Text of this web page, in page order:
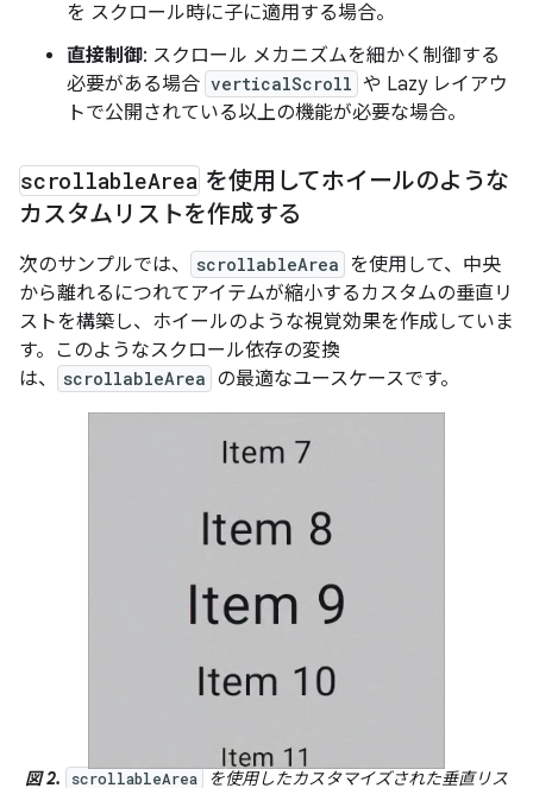
を スクロール時に子に適用する場合。
直接制御: スクロール メカニズムを細かく制御する
必要がある場合 verticalScroll や Lazy レイアウ
トで公開されている以上の機能が必要な場合。
scrollableArea を使用してホイールのような
カスタムリストを作成する
次のサンプルでは、 scrollableArea を使用して、中央
から離れるにつれてアイテムが縮小するカスタムの垂直リ
ストを構築し、ホイールのような視覚効果を作成していま
す。このようなスクロール依存の変換
は、
scrollableArea の最適なユースケースです。
図 2. scrollableArea
を使用したカスタマイズされた垂直リス